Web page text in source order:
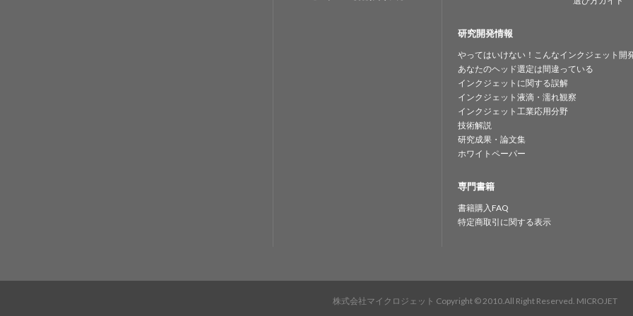
研究開発情報
やってはいけない！こんなインクジェット開
あなたのヘッド選定は間違っている
インクジェットに関する誤解
インクジェット液滴・濡れ観察
インクジェット工業応用分野
技術解説
研究成果・論文集
ホワイトペーパー
専門書籍
書籍購入FAQ
特定商取引に関する表示
株式会社マイクロジェット Copyright © 2010.All Right Reserved. MICROJET